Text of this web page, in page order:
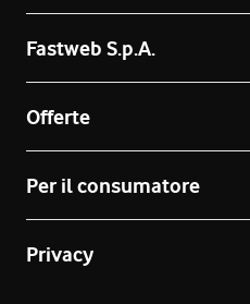
Fastweb S.p.A.
Offerte
Per il consumatore
Privacy